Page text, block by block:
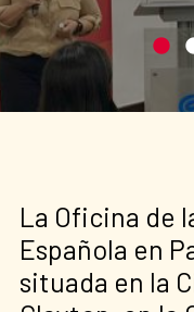
La Oficina de
Española en
situada en la